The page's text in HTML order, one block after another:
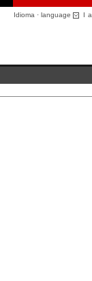
Idioma · language I a